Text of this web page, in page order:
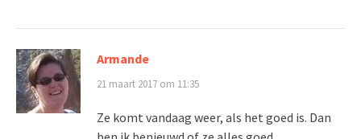
Armande
21 maart 2017 om 11:35
Ze komt vandaag weer, als het goed is. Dan